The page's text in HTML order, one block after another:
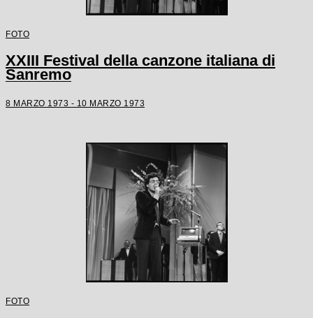
FOTO
XXIII Festival della canzone italiana di
Sanremo
8 MARZO 1973 - 10 MARZO 1973
FOTO